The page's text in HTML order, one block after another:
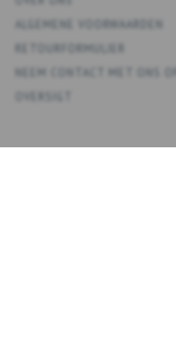
ALGEMENE VOORWAARDEN
RETOURFORMULIER
NEEM CONTACT MET ONS OP